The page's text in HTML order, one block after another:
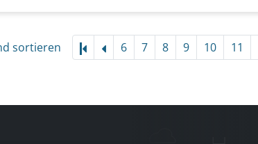
sortieren 6 7 8 9 10 11